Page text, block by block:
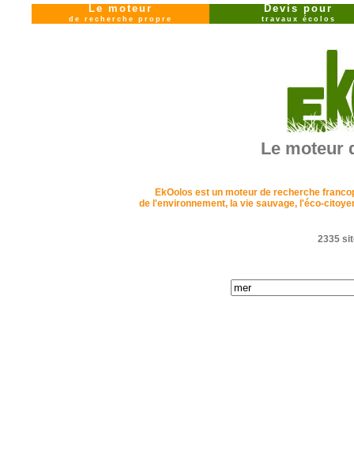
Le moteur
de recherche propre
Devis pour
travaux écolos
Le moteur
EkOolos est un moteur de recherche
de l'environnement, la vie sauvage, l'éco-
2335